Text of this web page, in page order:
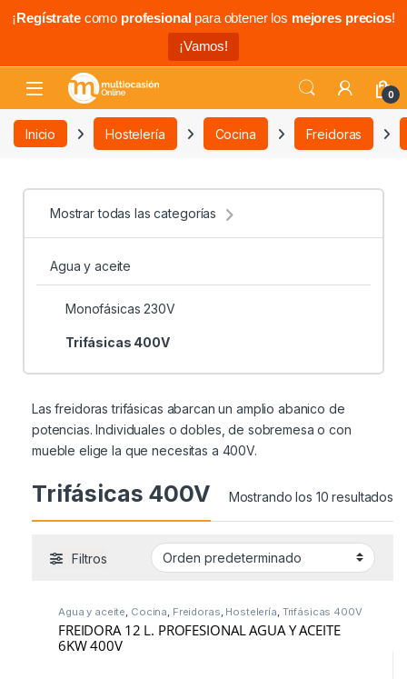
¡Regístratecomo profesionalpara obtener los mejores precios!
¡Vamos!
0
Inicio Hostelería Cocina Freidoras
Mostrar todas las categorías
Agua y aceite
Monofásicas 230V
Trifásicas 400V
Las freidoras trifásicas abarcan un amplio abanico de
potencias. Individuales o dobles, de sobremesa o con
mueble elige la que necesitas a 400V.
Trifásicas 400V Mostrando los 10 resultados
Filtros
Agua y aceite, Cocina, Freidoras, Hostelería, Trifásicas 400V
FREIDORA 12 L. PROFESIONAL AGUA Y ACEITE
6KW 400V